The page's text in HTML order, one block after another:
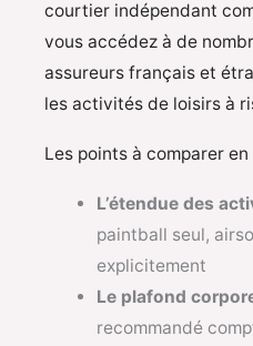
courtier indépendant
vous accédez à de
assureurs français et
les activités de loisirs à
Les points à comparer
L’étendue des
paintball seul,
explicitement
Le plafond
recommandé